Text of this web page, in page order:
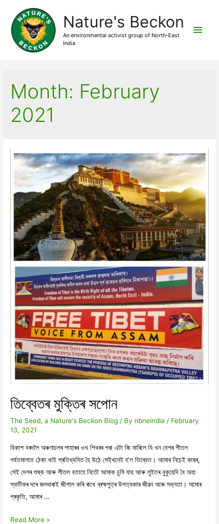
Nature's Beckon
An environmental activist group of North-East
India
Main
Month: February
2021
তিব্বেতৰ মুক্তিৰ সপোন
The Seed, a Nature's Beckon Blog / By nbneindia / February
13, 2021
বিকাশ বৰদলৈ অৰুণাচলৰ পাহাৰৰ ওখ শিখৰৰ পৰা এটা ৰিং মাৰিলে যি খন দেশৰ শীতল
পৰ্বতমালাত ঠেকা খাই প্ৰতিধ্বনিত হৈ উঠে সেইখনেই হ’ল তিব্বেত। আমাৰ নিচেই কাষৰ,
সেই দেশৰ শুষ্ক আৰু শীতল বতাহে নিতৌ আমাক চুমি যায় আৰু লুইতৰ বুকুয়েদি বৈ অহা
স্ফটিকৰ দৰে জলধাৰাই জীপাল কৰি ৰাখে ব্ৰহ্মপুত্ৰ উপত্যকাৰ জীৱন আৰু সভ্যতা। আমাৰ
প্ৰকৃতি, আমাৰ …
তিব্বেতৰ
Read More »